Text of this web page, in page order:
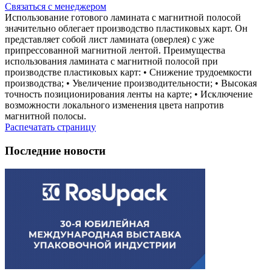
Связаться с менеджером
Использование готового ламината с магнитной полосой
значительно облегает производство пластиковых карт. Он
представляет собой лист ламината (оверлея) с уже
припрессованной магнитной лентой. Преимущества
использования ламината с магнитной полосой при
производстве пластиковых карт: • Снижение трудоемкости
производства; • Увеличение производительности; • Высокая
точность позиционирования ленты на карте; • Исключение
возможности локального изменения цвета напротив
магнитной полосы.
Распечатать страницу
Последние новости